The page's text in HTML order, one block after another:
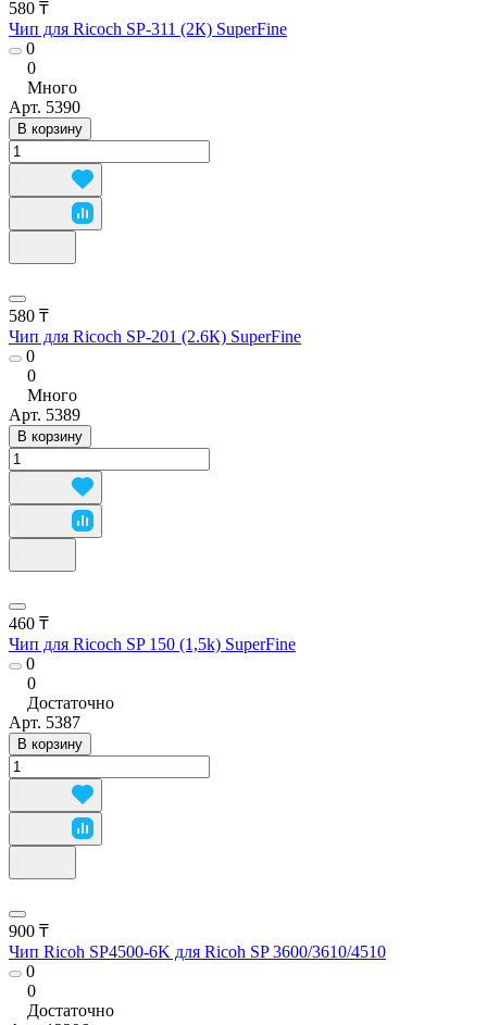
580 ₸
Чип для Ricoch SP-311 (2К) SuperFine
0
0
Много
Арт. 5390
В корзину
580 ₸
Чип для Ricoch SP-201 (2.6К) SuperFine
0
0
Много
Арт. 5389
В корзину
460 ₸
Чип для Ricoch SP 150 (1,5k) SuperFine
0
0
Достаточно
Арт. 5387
В корзину
900 ₸
Чип Ricoh SP4500-6K для Ricoh SP 3600/3610/4510
0
0
Достаточно